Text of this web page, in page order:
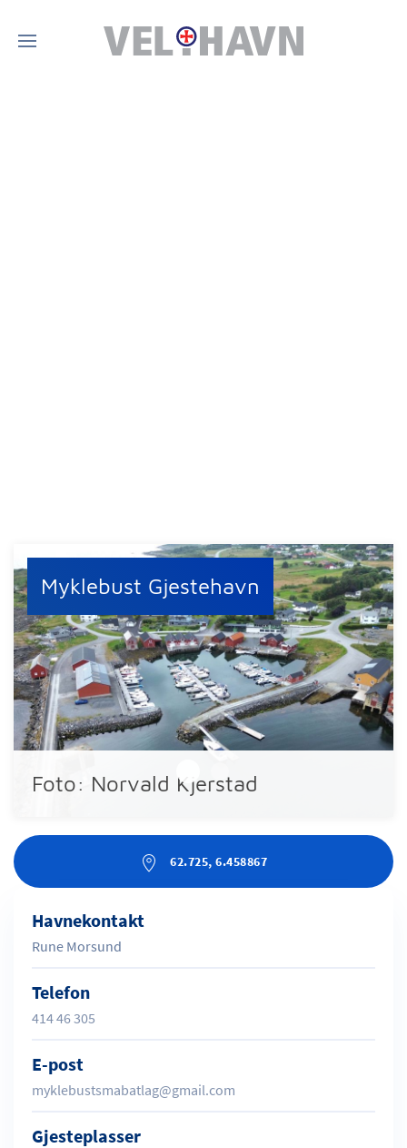
Foto: Norvald KjerstadFoto: Norvald Kjerstad
Myklebust Gjestehavn
62.725, 6.458867
Havnekontakt
Rune Morsund
Telefon
414 46 305
E-post
myklebustsmabatlag@gmail.com
Gjesteplasser